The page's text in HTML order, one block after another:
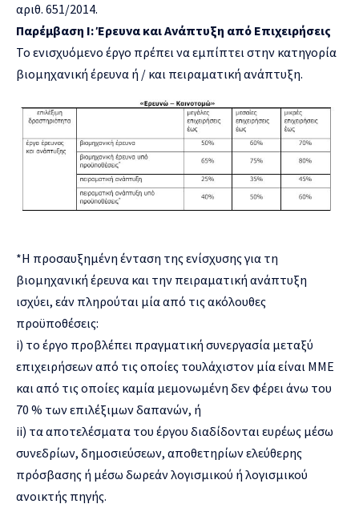
αριθ. 651/2014.
Παρέμβαση I: Έρευνα και Ανάπτυξη από Επιχειρήσεις
Το ενισχυόμενο έργο πρέπει να εμπίπτει στην κατηγορία
βιομηχανική έρευνα ή / και πειραματική ανάπτυξη.
*Η προσαυξημένη ένταση της ενίσχυσης για τη
βιομηχανική έρευνα και την πειραματική ανάπτυξη
ισχύει, εάν πληρούται μία από τις ακόλουθες
προϋποθέσεις:
i) το έργο προβλέπει πραγματική συνεργασία μεταξύ
επιχειρήσεων από τις οποίες τουλάχιστον μία είναι ΜΜΕ
και από τις οποίες καμία μεμονωμένη δεν φέρει άνω του
70 % των επιλέξιμων δαπανών, ή
ii) τα αποτελέσματα του έργου διαδίδονται ευρέως μέσω
συνεδρίων, δημοσιεύσεων, αποθετηρίων ελεύθερης
πρόσβασης ή μέσω δωρεάν λογισμικού ή λογισμικού
ανοικτής πηγής.